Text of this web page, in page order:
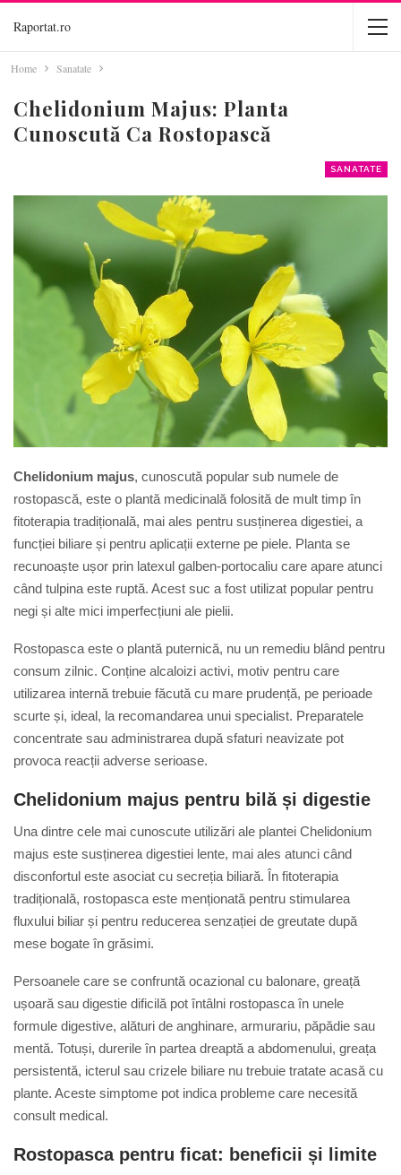
Raportat.ro
Home Sanatate
Chelidonium Majus: Planta
Cunoscută Ca Rostopască
SANATATE
Chelidonium majus, cunoscută popular sub numele de
rostopască, este o plantă medicinală folosită de mult timp în
fitoterapia tradițională, mai ales pentru susținerea digestiei, a
funcției biliare și pentru aplicații externe pe piele. Planta se
recunoaște ușor prin latexul galben-portocaliu care apare atunci
când tulpina este ruptă. Acest suc a fost utilizat popular pentru
negi și alte mici imperfecțiuni ale pielii.
Rostopasca este o plantă puternică, nu un remediu blând pentru
consum zilnic. Conține alcaloizi activi, motiv pentru care
utilizarea internă trebuie făcută cu mare prudență, pe perioade
scurte și, ideal, la recomandarea unui specialist. Preparatele
concentrate sau administrarea după sfaturi neavizate pot
provoca reacții adverse serioase.
Chelidonium majus pentru bilă și digestie
Una dintre cele mai cunoscute utilizări ale plantei Chelidonium
majus este susținerea digestiei lente, mai ales atunci când
disconfortul este asociat cu secreția biliară. În fitoterapia
tradițională, rostopasca este menționată pentru stimularea
fluxului biliar și pentru reducerea senzației de greutate după
mese bogate în grăsimi.
Persoanele care se confruntă ocazional cu balonare, greață
ușoară sau digestie dificilă pot întâlni rostopasca în unele
formule digestive, alături de anghinare, armurariu, păpădie sau
mentă. Totuși, durerile în partea dreaptă a abdomenului, greața
persistentă, icterul sau crizele biliare nu trebuie tratate acasă cu
plante. Aceste simptome pot indica probleme care necesită
consult medical.
Rostopasca pentru ficat: beneficii și limite